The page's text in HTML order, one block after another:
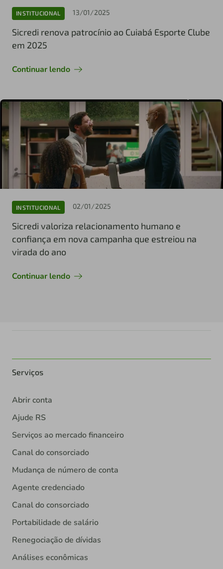
INSTITUCIONAL 13/01/2025
Sicredi renova patrocínio ao Cuiabá Esporte Clube
em 2025
Continuar lendo
INSTITUCIONAL 02/01/2025
Sicredi valoriza relacionamento humano e
confiança em nova campanha que estreiou na
virada do ano
Continuar lendo
Serviços
Abrir conta
Ajude RS
Serviços ao mercado financeiro
Canal do consorciado
Mudança de número de conta
Agente credenciado
Canal do consorciado
Portabilidade de salário
Renegociação de dívidas
Análises econômicas